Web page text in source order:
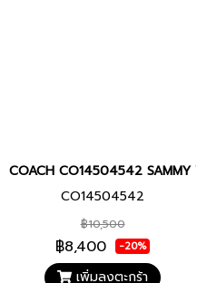
COACH CO14504542
CO14504542
฿10,500
฿8,400 -20%
เพิ่มลงตะกร้า